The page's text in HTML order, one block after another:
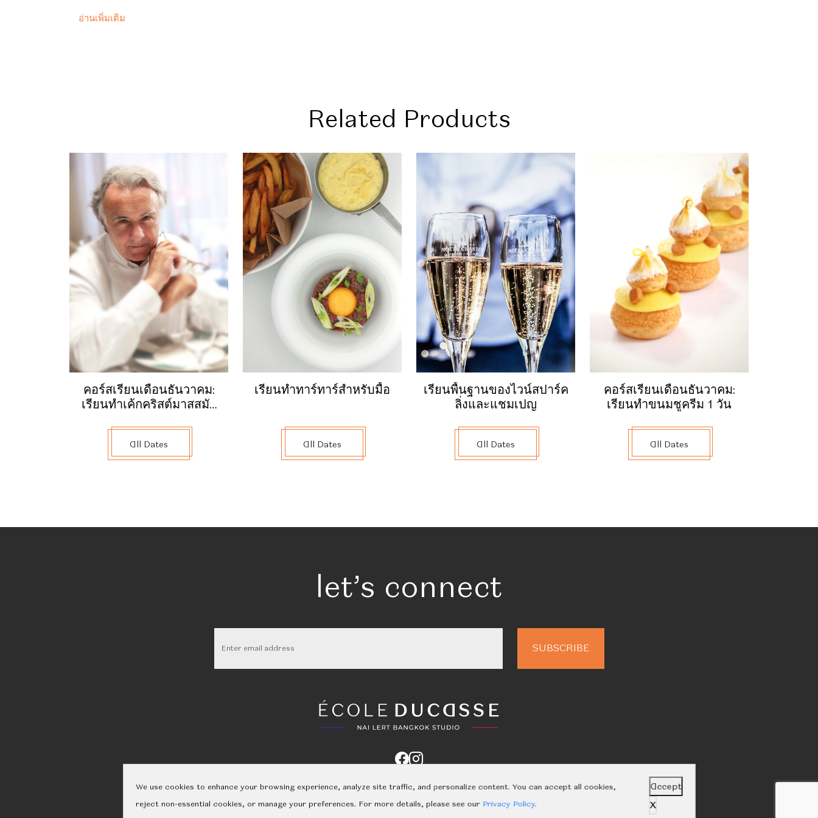
วางแผนขั้นตอนการผลิตที่จำเป็นโดยใช้เครื่องมือการจัดตารางเวลาและแนวทาง
ใช้เทคนิคการผลิตที่เหมาะสม (การผสม การปรุงสุก การปั่น การบ่ม การแช่แข็ง)
รสชาติ และโครงสร้างที่เหมาะสมที่สุดในไอศกรีมและขนมหวานแช่แข็ง
ประกอบส่วนประกอบต่างๆ เช่น เบส ส่วนผสมเพิ่มเติม และองค์ประกอบตะแต่งเพื่อ
สร้างผลิตภัณฑ์สำเร็จรูปที่ตรงตามมาตรฐานทางเทคนิคและความงามสูง
เตรียมวัตถุดิบ ผลิตภัณฑ์กึ่งสำเร็จรูป และผลิตภัณฑ์สำเร็จรูปให้สอดคล้องกับกฎ
ระเบียบ (สุขอนามัย สุขภาพ และความปลอดภัย) เพื่อรักษาไว้ตามสภาพและ
ลักษณะของมัน เพื่อจัดเก็บและจำหน่ายตามกฎของ GBPH และ HACCP
สร้างสรรค์นวัตกรรมด้วยการประยุกต์ใช้อย่างสร้างสรรค์ เช่น การเปลี่ยนขนม
หวานแบบดั้งเดิมอย่าง galette des rois หรือ millefeuille ให้เป็นผลงานแช่แข็ง
โดยผสมผสานเทคนิคคลาสสิกกับการนำเสนอแบบทันสมัย
อ่านเพิ่มเติม
Related Products
คอร์สเรียนเดือนธันวาคม:
เรียนทำเค้กคริสต์มาสสมัย
All Dates
เรียนทำทาร์ทาร์สำหรับมื้อ
All Dates
เรียนพื้นฐานของไวน์สปาร์ค
ลิ่งและแชมเปญ
All Dates
คอร์สเรียนเดือนธันวาคม:
เรียนทำขนมชูครีม 1 วัน
All Dates
let’s connect
About UsClassesCalendarEvents ShopLearnContact
We use cookies to enhance your browsing experience, analyze site traffic, and personalize content. You can accept all cookies,
reject non-essential cookies, or manage your preferences. For more details, please see our Privacy Policy.
Accept
X